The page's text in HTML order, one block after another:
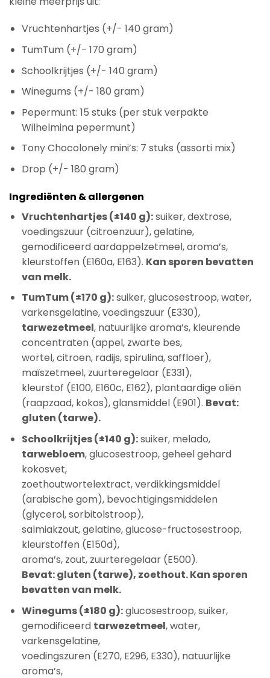
Vruchtenhartjes (+/- 140 gram)
TumTum (+/- 170 gram)
Schoolkrijtjes (+/- 140 gram)
Winegums (+/- 180 gram)
Pepermunt: 15 stuks (per stuk verpakte
Wilhelmina pepermunt)
Tony Chocolonely mini’s: 7 stuks (assorti mix)
Drop (+/- 180 gram)
Ingrediënten & allergenen
Vruchtenhartjes (±140 g):suiker, dextrose,
voedingszuur (citroenzuur), gelatine,
gemodificeerd aardappelzetmeel, aroma’s,
kleurstoffen (E160a, E163). Kan sporen bevatten
van melk.
TumTum (±170 g):suiker, glucosestroop, water,
varkensgelatine, voedingszuur (E330),
tarwezetmeel, natuurlijke aroma’s, kleurende
concentraten (appel, zwarte bes,
wortel, citroen, radijs, spirulina, saffloer),
maïszetmeel, zuurteregelaar (E331),
kleurstof (E100, E160c, E162), plantaardige oliën
(raapzaad, kokos), glansmiddel (E901). Bevat:
gluten (tarwe).
Schoolkrijtjes (±140 g):suiker, melado,
tarwebloem, glucosestroop, geheel gehard
kokosvet,
zoethoutwortelextract, verdikkingsmiddel
(arabische gom), bevochtigingsmiddelen
(glycerol, sorbitolstroop),
salmiakzout, gelatine, glucose-fructosestroop,
kleurstoffen (E150d),
aroma’s, zout, zuurteregelaar (E500).
Bevat: gluten (tarwe), zoethout. Kan sporen
bevatten van melk.
Winegums (±180 g):glucosestroop, suiker,
gemodificeerd tarwezetmeel, water,
varkensgelatine,
voedingszuren (E270, E296, E330), natuurlijke
aroma’s,